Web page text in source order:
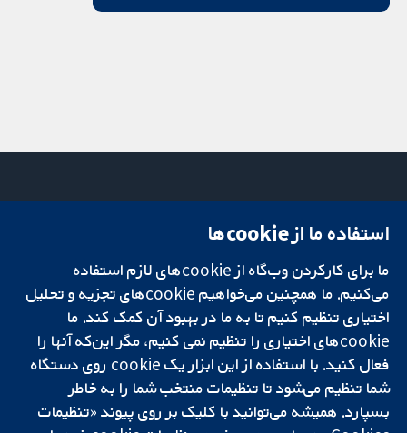
تحقیقات قابل
اعتماد.
تصمیم‌گیری آگاهانه.
سلامت بهتر.
میدان کاوندیش
لندن
W1G 0AN
بریتانیا
دفتر رسانه‌ای
درباره ما
فرصت‌های
شغلی
Cochrane
Library
استفاده ما از cookie‌ها
ما برای کارکردن وب‌گاه از cookie‌های لازم استفاده
می‌کنیم. ما همچنین می‌خواهیم cookie‌های تجزیه و تحلیل
اختیاری تنظیم کنیم تا به ما در بهبود آن کمک کند. ما
cookie‌های اختیاری را تنظیم نمی کنیم، مگر این‌که آنها را
فعال کنید. با استفاده از این ابزار یک cookie‌ روی دستگاه
شما تنظیم می‌شود تا تنظیمات منتخب شما را به خاطر
بسپارد. همیشه می‌توانید با کلیک بر روی پیوند «تنظیمات